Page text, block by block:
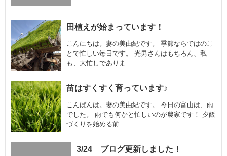
田植えが始まっています！
こんにちは。妻の美由紀です。 季節ならではのこ
とで忙しい毎日です。 光男さんはもちろん、私
も、大忙しでありま...
苗はすくすく育っています♪
こんばんは。妻の美由紀です。 今日の富山は、雨
でした。 雨でも何かと忙しいのが農家です！ 夕飯
づくりを始める前...
3/24 ブログ更新しました！